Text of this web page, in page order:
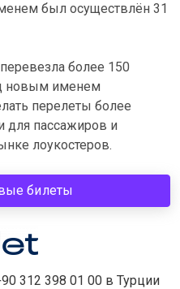
был осуществлён 31
более 150
новым именем
перелеты более
пассажиров и
лоукостеров.
билеты
312 398 01 00 в Турции